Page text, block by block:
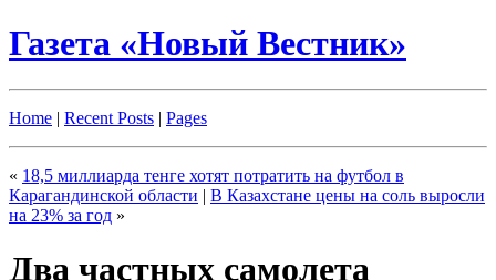
Газета «Новый Вестник»
Home | Recent Posts | Pages
« 18,5 миллиарда тенге хотят потратить на футбол в
Карагандинской области | В Казахстане цены на соль выросли
на 23% за год »
Два частных самолета